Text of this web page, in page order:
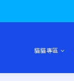
貓貓專區